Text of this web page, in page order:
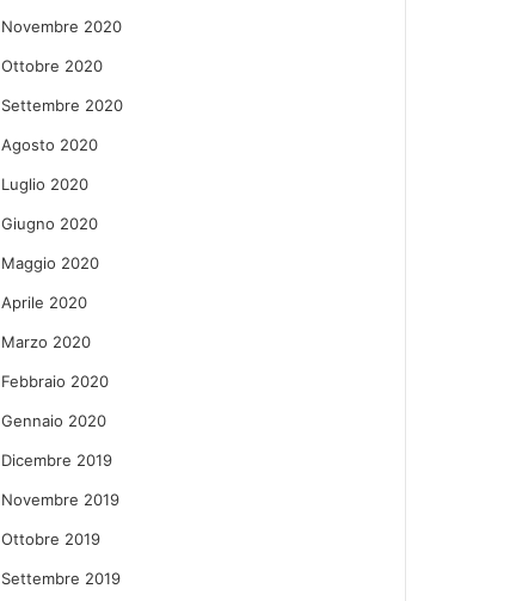
Novembre 2020
Ottobre 2020
Settembre 2020
Agosto 2020
Luglio 2020
Giugno 2020
Maggio 2020
Aprile 2020
Marzo 2020
Febbraio 2020
Gennaio 2020
Dicembre 2019
Novembre 2019
Ottobre 2019
Settembre 2019